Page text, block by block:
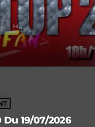
Du 19/07/2026